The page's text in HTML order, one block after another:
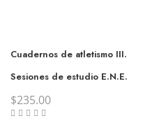
Cuadernos de atletismo III.
Sesiones de estudio E.N.E.
$235.00